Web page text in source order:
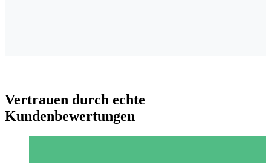
Vertrauen durch echte
Kundenbewertungen